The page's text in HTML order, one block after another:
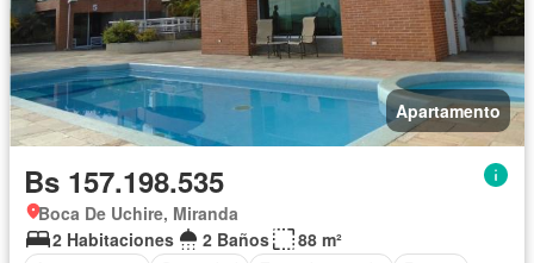
Apartamento
Bs 157.198.535
Boca De Uchire, Miranda
2 Habitaciones
2 Baños
88 m²